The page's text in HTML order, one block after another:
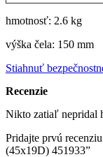
hmotnosť: 2.6 kg
výška čela: 150 mm
Stiahnuť
Recenzie
Nikto zatiaľ nepridal
Pridajte prvú
(45x19D) 451933”